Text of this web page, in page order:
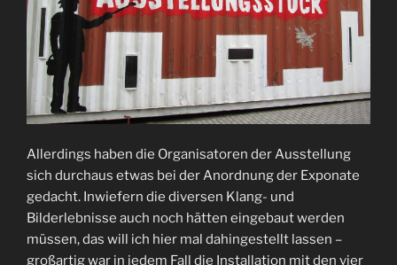
Allerdings haben die Organisatoren der Ausstellung
sich durchaus etwas bei der Anordnung der Exponate
gedacht. Inwiefern die diversen Klang- und
Bilderlebnisse auch noch hätten eingebaut werden
müssen, das will ich hier mal dahingestellt lassen –
großartig war in jedem Fall die Installation mit den vier